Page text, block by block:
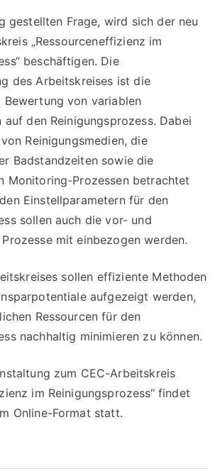
gestellten Frage, wird sich der neu
„Ressourceneffizienz im
beschäftigen. Die
des Arbeitskreises ist die
Bewertung von variablen
den Reinigungsprozess. Dabei
Reinigungsmedien, die
Badstandzeiten sowie die
Monitoring-Prozessen betrachtet
Einstellparametern für den
sollen auch die vor- und
mit einbezogen werden.
sollen effiziente Methoden
aufgezeigt werden,
Ressourcen für den
nachhaltig minimieren zu können.
zum CEC-Arbeitskreis
im Reinigungsprozess“ findet
Online-Format statt.